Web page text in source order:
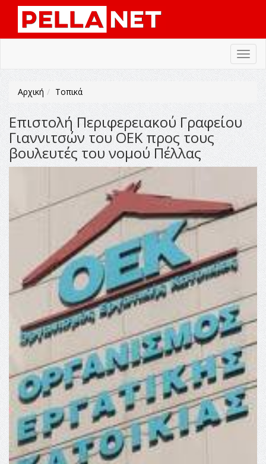
Αρχική Τοπικά
Επιστολή Περιφερειακού Γραφείου
Γιαννιτσών του ΟΕΚ προς τους
βουλευτές του νομού Πέλλας